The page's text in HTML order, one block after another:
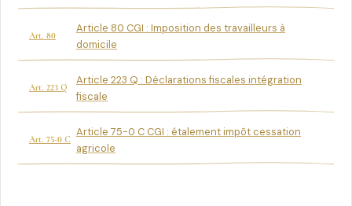
Art. 80
Article 80 CGI : Imposition des travailleurs à
domicile
Art. 223 Q
Article 223 Q : Déclarations fiscales intégration
fiscale
Art. 75-0 C
Article 75-0 C CGI : étalement impôt cessation
agricole